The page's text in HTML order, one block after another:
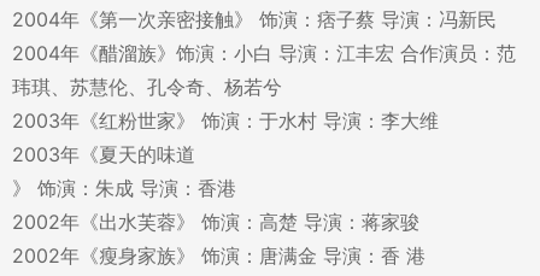
2004年《第一次亲密接触》 饰演：痞子蔡 导演：冯新民
2004年《醋溜族》饰演：小白 导演：江丰宏 合作演员：范
玮琪、苏慧伦、孔令奇、杨若兮
2003年《红粉世家》 饰演：于水村 导演：李大维
2003年《夏天的味道
》 饰演：朱成 导演：香港
2002年《出水芙蓉》 饰演：高楚 导演：蒋家骏
2002年《瘦身家族》 饰演：唐满金 导演：香 港